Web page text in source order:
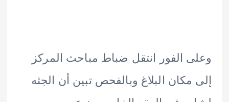
الفور انتقل ضباط مباحث المركز
البلاغ وبالفحص تبين أن الجثه